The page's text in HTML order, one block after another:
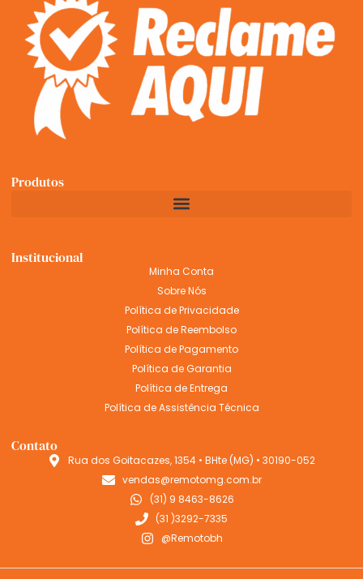
Produtos
Institucional
Minha Conta
Sobre Nós
Política de Privacidade
Política de Reembolso
Política de Pagamento
Política de Garantia
Política de Entrega
Política de Assistência Técnica
Contato
Rua dos Goitacazes, 1354 • BHte (MG) • 30190-052
vendas@remotomg.com.br
(31) 9 8463-8626
(31 )3292-7335
@Remotobh